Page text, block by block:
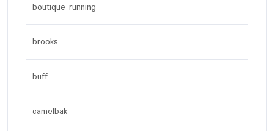
boutique running
brooks
buff
camelbak